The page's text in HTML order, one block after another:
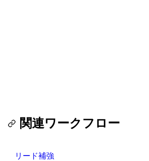
関連ワークフロー
リード補強